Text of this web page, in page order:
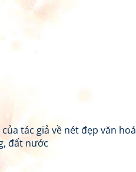
tác giả về nét đẹp văn hoá
đất nước